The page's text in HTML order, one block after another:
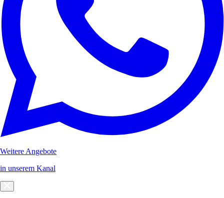
Weitere Angebote
in unserem Kanal